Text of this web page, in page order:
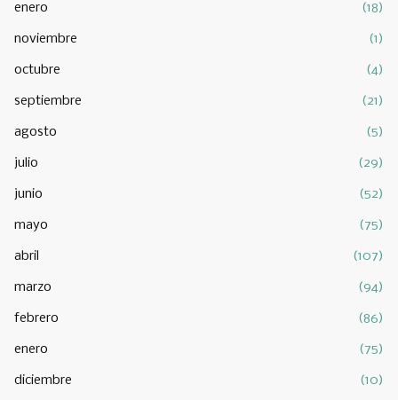
enero (18)
noviembre (1)
octubre (4)
septiembre (21)
agosto (5)
julio (29)
junio (52)
mayo (75)
abril (107)
marzo (94)
febrero (86)
enero (75)
diciembre (10)